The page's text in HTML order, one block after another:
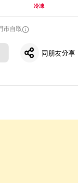
冷凍
市自取
同朋友分享